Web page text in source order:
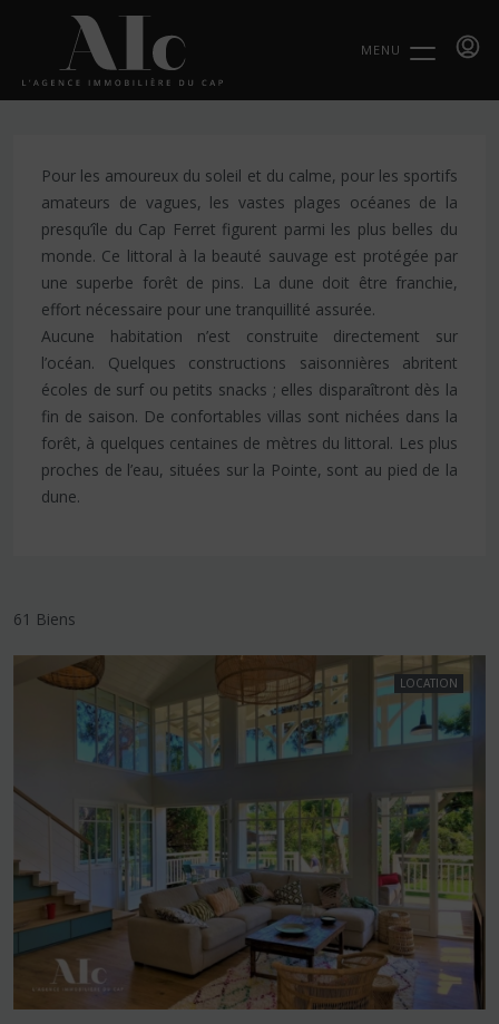
MENU
Pour les amoureux du soleil et du calme, pour les sportifs
amateurs de vagues, les vastes plages océanes de la
presqu’île du Cap Ferret figurent parmi les plus belles du
monde. Ce littoral à la beauté sauvage est protégée par
une superbe forêt de pins. La dune doit être franchie,
effort nécessaire pour une tranquillité assurée.
Aucune habitation n’est construite directement sur
l’océan. Quelques constructions saisonnières abritent
écoles de surf ou petits snacks ; elles disparaîtront dès la
fin de saison. De confortables villas sont nichées dans la
forêt, à quelques centaines de mètres du littoral. Les plus
proches de l’eau, situées sur la Pointe, sont au pied de la
dune.
61 Biens
LOCATION